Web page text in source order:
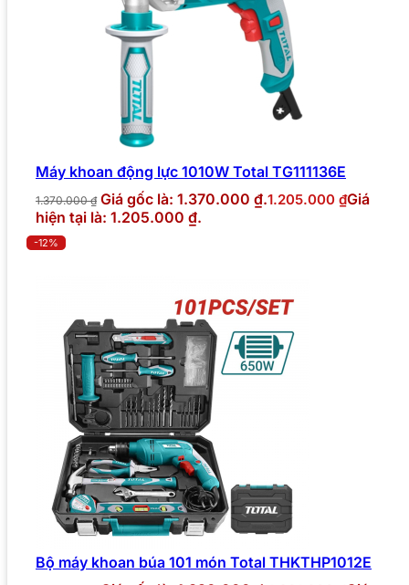
Máy khoan động lực 1010W Total TG111136E
1.370.000₫ Giá gốc là: 1.370.000 ₫.1.205.000 ₫Giá
hiện tại là: 1.205.000 ₫.
-12%
Bộ máy khoan búa 101 món Total THKTHP1012E